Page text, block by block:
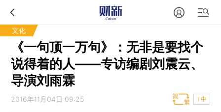
文化
《一句顶一万句》：无非是要找个
说得着的人——专访编剧刘震云、
导演刘雨霖
2016年11月04日 09:25 T中